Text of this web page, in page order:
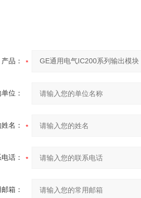
产品：
位：
名：
话：
箱：